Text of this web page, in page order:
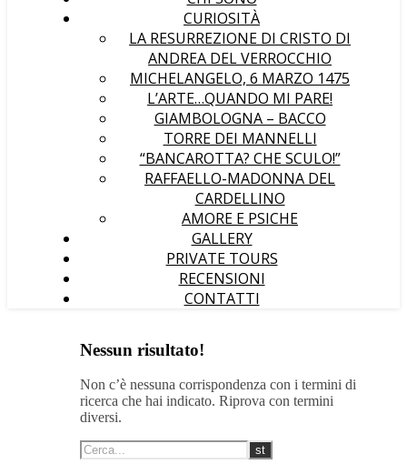
CURIOSITÀ
LA RESURREZIONE DI CRISTO DI
ANDREA DEL VERROCCHIO
MICHELANGELO, 6 MARZO 1475
L’ARTE…QUANDO MI PARE!
GIAMBOLOGNA – BACCO
TORRE DEI MANNELLI
“BANCAROTTA? CHE SCULO!”
RAFFAELLO-MADONNA DEL
CARDELLINO
AMORE E PSICHE
GALLERY
PRIVATE TOURS
RECENSIONI
CONTATTI
Nessun risultato!
Non c’è nessuna corrispondenza con i termini di
ricerca che hai indicato. Riprova con termini
diversi.